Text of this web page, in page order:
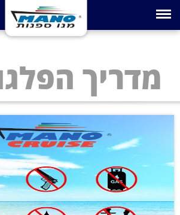
Toggle navigation
מדריך